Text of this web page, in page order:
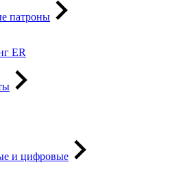
патроны
ER
и цифровые